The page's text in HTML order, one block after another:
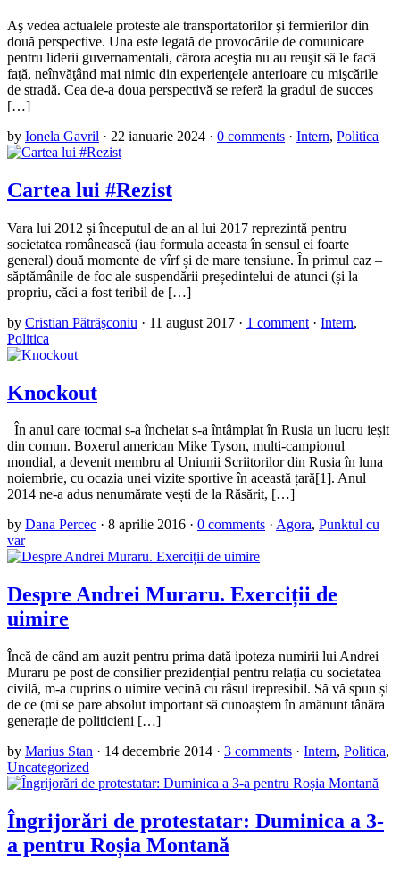
Aş vedea actualele proteste ale transportatorilor şi fermierilor din
două perspective. Una este legată de provocările de comunicare
pentru liderii guvernamentali, cărora aceştia nu au reuşit să le facă
faţă, neînvăţând mai nimic din experienţele anterioare cu mişcările
de stradă. Cea de-a doua perspectivă se referă la gradul de succes
[…]
by Ionela Gavril · 22 ianuarie 2024 · 0 comments · Intern, Politica
Cartea lui #Rezist
Vara lui 2012 și începutul de an al lui 2017 reprezintă pentru
societatea românească (iau formula aceasta în sensul ei foarte
general) două momente de vîrf și de mare tensiune. În primul caz –
săptămânile de foc ale suspendării președintelui de atunci (și la
propriu, căci a fost teribil de […]
by Cristian Pătrăşconiu · 11 august 2017 · 1 comment · Intern,
Politica
Knockout
În anul care tocmai s-a încheiat s-a întâmplat în Rusia un lucru ieșit
din comun. Boxerul american Mike Tyson, multi-campionul
mondial, a devenit membru al Uniunii Scriitorilor din Rusia în luna
noiembrie, cu ocazia unei vizite sportive în această țară[1]. Anul
2014 ne-a adus nenumărate vești de la Răsărit, […]
by Dana Percec · 8 aprilie 2016 · 0 comments · Agora, Punktul cu
var
Despre Andrei Muraru. Exerciții de
uimire
Încă de când am auzit pentru prima dată ipoteza numirii lui Andrei
Muraru pe post de consilier prezidențial pentru relația cu societatea
civilă, m-a cuprins o uimire vecină cu râsul irepresibil. Să vă spun și
de ce (mi se pare absolut important să cunoaștem în amănunt tânăra
generație de politicieni […]
by Marius Stan · 14 decembrie 2014 · 3 comments · Intern, Politica,
Uncategorized
Îngrijorări de protestatar: Duminica a 3-
a pentru Roșia Montană